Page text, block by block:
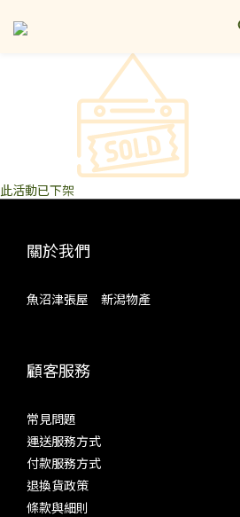
此活動已下架
關於我們
魚沼津張屋 新潟物產
顧客服務
常見問題
運送服務方式
付款服務方式
退換貨政策
條款與細則